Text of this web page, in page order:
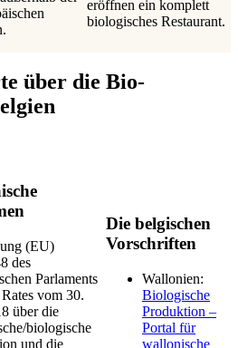
eröffnen ein komplett
biologisches Restaurant.
über die Bio-
(EU)
des
Parlaments
vom 30.
über die
biologische
und die
Die belgischen
Vorschriften
Wallonien:
Biologische
Produktion –
Portal für
wallonische